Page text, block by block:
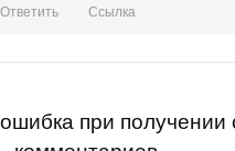
Ответить Ссылка
при получении